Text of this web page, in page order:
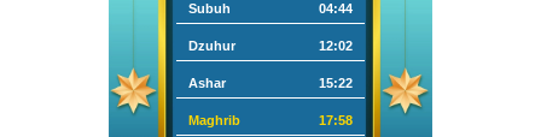
Subuh 04:44
Dzuhur 12:02
Ashar 15:22
Maghrib 17:58